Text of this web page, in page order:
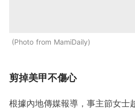
Photo from MamiDaily
剪掉美甲不傷心
根據內地傳媒報導，事主節女士